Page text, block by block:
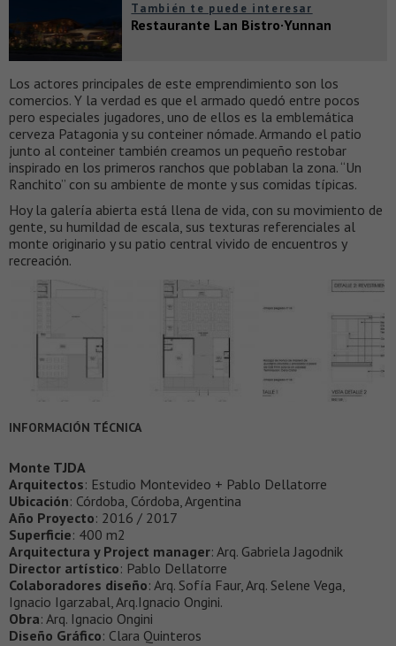
También te puede interesar
Restaurante Lan Bistro·Yunnan
Los actores principales de este emprendimiento son los
comercios. Y la verdad es que el armado quedó entre pocos
pero especiales jugadores, uno de ellos es la emblemática
cerveza Patagonia y su conteiner nómade. Armando el patio
junto al conteiner también creamos un pequeño restobar
inspirado en los primeros ranchos que poblaban la zona. “Un
Ranchito” con su ambiente de monte y sus comidas típicas.
Hoy la galería abierta está llena de vida, con su movimiento de
gente, su humildad de escala, sus texturas referenciales al
monte originario y su patio central vivido de encuentros y
recreación.
INFORMACIÓN TÉCNICA
Monte TJDA
Arquitectos: Estudio Montevideo + Pablo Dellatorre
Ubicación: Córdoba, Córdoba, Argentina
Año Proyecto: 2016 / 2017
Superficie: 400 m2
Arquitectura y Project manager: Arq. Gabriela Jagodnik
Director artístico: Pablo Dellatorre
Colaboradores diseño: Arq. Sofía Faur, Arq. Selene Vega,
Ignacio Igarzabal, Arq.Ignacio Ongini.
Obra: Arq. Ignacio Ongini
Diseño Gráfico: Clara Quinteros